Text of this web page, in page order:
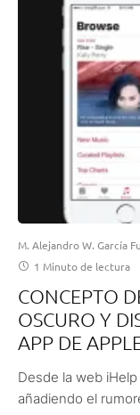
M. Alejandro W. García
1 Minuto de lectura
CONCEPTO
OSCURO Y
APP DE
Desde la web
añadiendo el